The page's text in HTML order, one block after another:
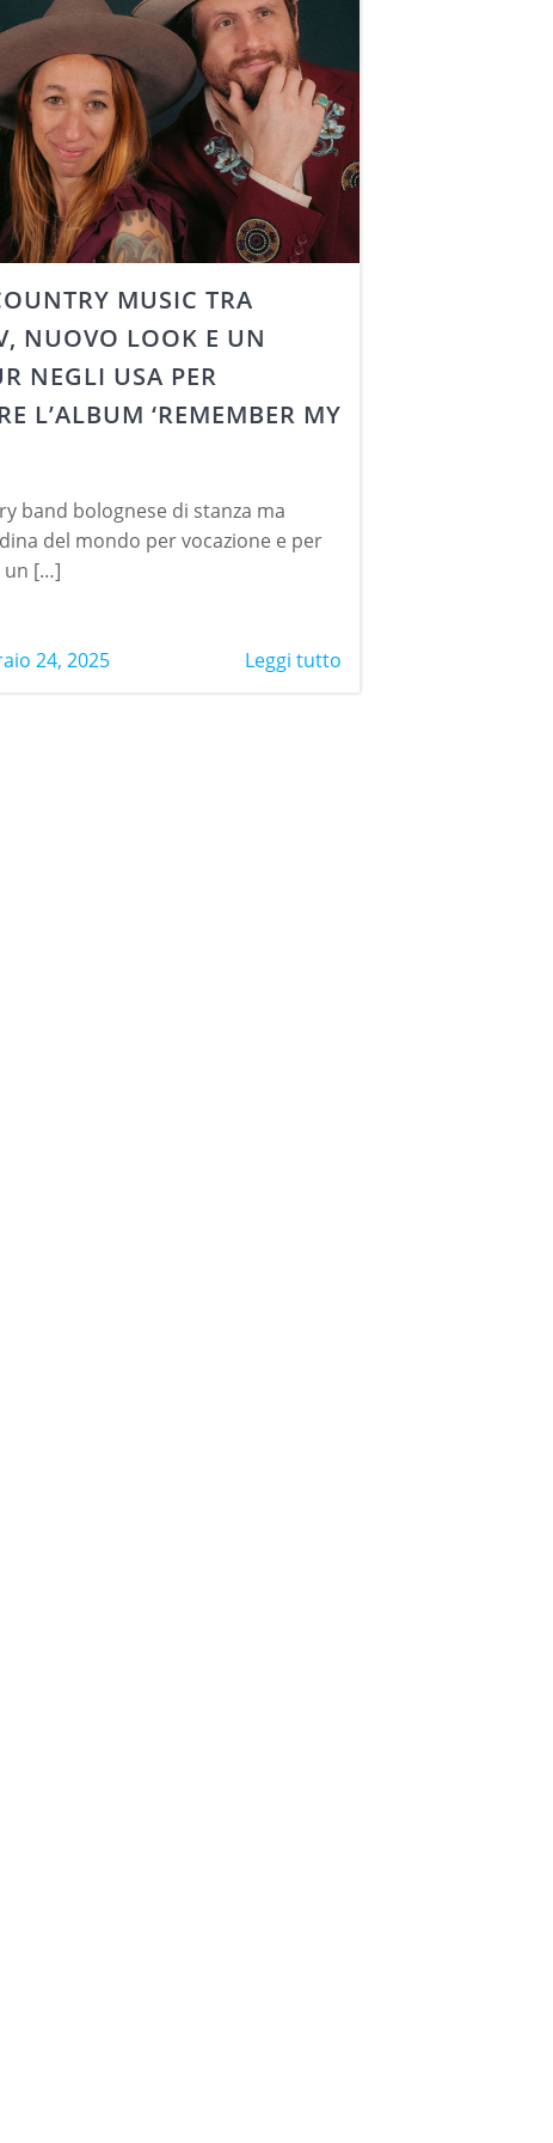
MUSIC TRA
NUOVO LOOK E UN
NEGLI USA PER
L’ALBUM ‘REMEMBER MY
band bolognese di stanza ma
del mondo per vocazione e per
un […]
24, 2025 Leggi tutto